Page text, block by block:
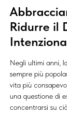
Ridurre il
Negli ultimi anni,
sempre più
vita più
una questione di
concentrarsi su